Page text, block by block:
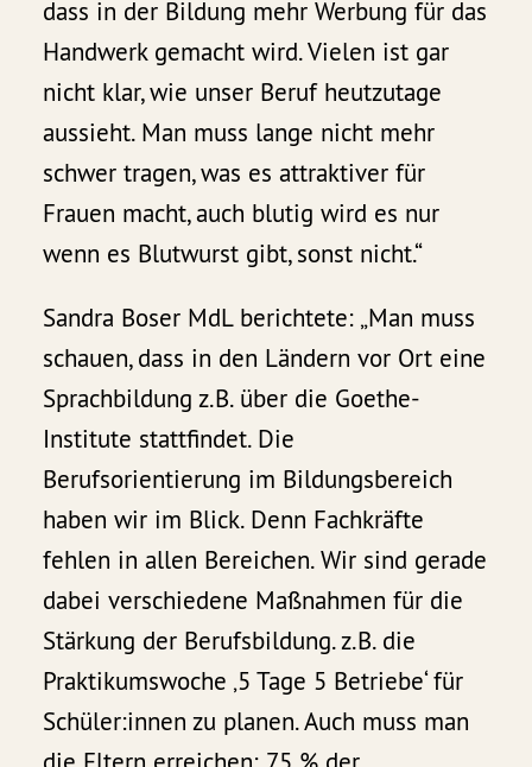
dass in der Bildung mehr Werbung für das
Handwerk gemacht wird. Vielen ist gar
nicht klar, wie unser Beruf heutzutage
aussieht. Man muss lange nicht mehr
schwer tragen, was es attraktiver für
Frauen macht, auch blutig wird es nur
wenn es Blutwurst gibt, sonst nicht.“
Sandra Boser MdL berichtete: „Man muss
schauen, dass in den Ländern vor Ort eine
Sprachbildung z.B. über die Goethe-
Institute stattfindet. Die
Berufsorientierung im Bildungsbereich
haben wir im Blick. Denn Fachkräfte
fehlen in allen Bereichen. Wir sind gerade
dabei verschiedene Maßnahmen für die
Stärkung der Berufsbildung. z.B. die
Praktikumswoche ‚5 Tage 5 Betriebe‘ für
Schüler:innen zu planen. Auch muss man